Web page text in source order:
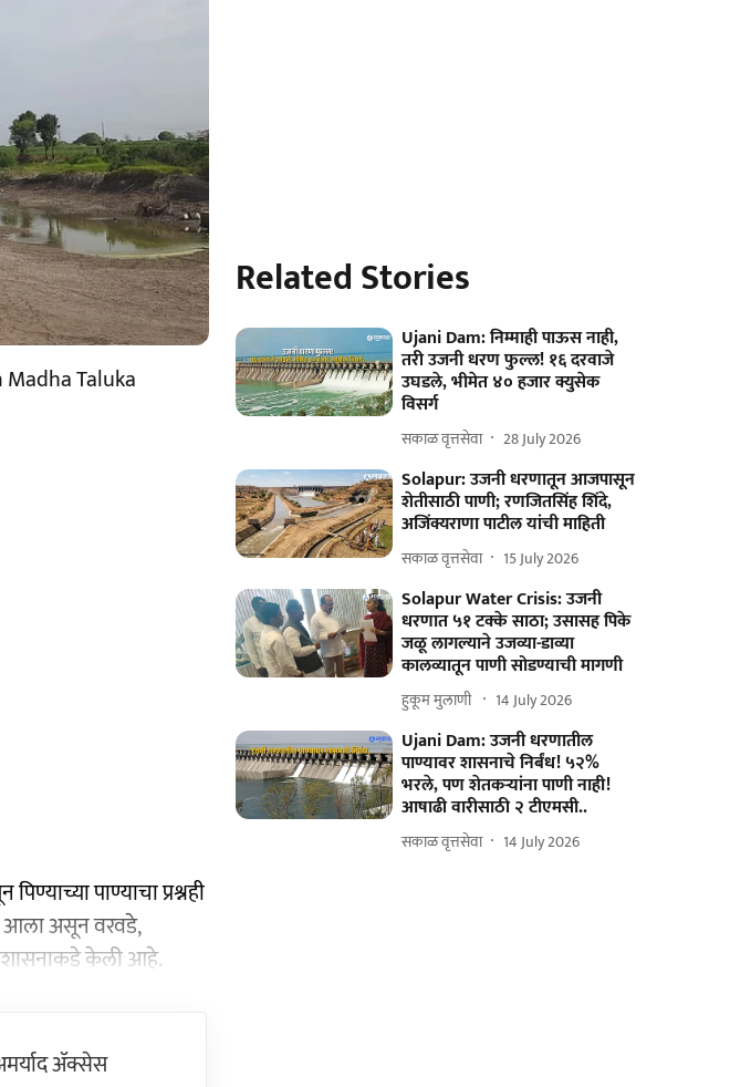
Taluka
पाण्याचा प्रश्नही
आला असून वरवडे,
केली आहे.
ॲक्सेस
Related Stories
Ujani Dam: निम्माही पाऊस नाही,
तरी उजनी धरण फुल्ल! १६ दरवाजे
उघडले, भीमेत ४० हजार क्युसेक
विसर्ग
सकाळ वृत्तसेवा 28 July 2026
Solapur: उजनी धरणातून आजपासून
शेतीसाठी पाणी; रणजितसिंह शिंदे,
अजिंक्यराणा पाटील यांची माहिती
सकाळ वृत्तसेवा 15 July 2026
Solapur Water Crisis: उजनी
धरणात ५१ टक्के साठा; उसासह पिके
जळू लागल्याने उजव्या-डाव्या
कालव्यातून पाणी सोडण्याची मागणी
हुकूम मुलाणी ​ 14 July 2026
Ujani Dam: उजनी धरणातील
पाण्यावर शासनाचे निर्बंध! ५२%
भरले, पण शेतकऱ्यांना पाणी नाही!
आषाढी वारीसाठी २ टीएमसी..
सकाळ वृत्तसेवा 14 July 2026